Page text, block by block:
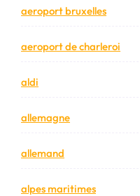
aeroport bruxelles
aeroport de charleroi
aldi
allemagne
allemand
alpes maritimes